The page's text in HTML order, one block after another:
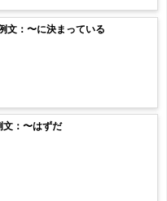
文：〜に決まっている
文：〜はずだ